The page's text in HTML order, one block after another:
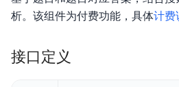
模
服
务
析。该组件为付费功能，具体计费
接口定义